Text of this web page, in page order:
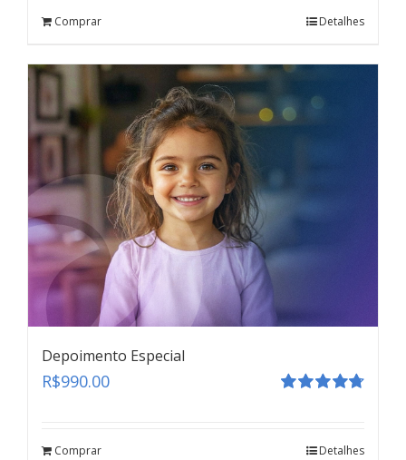
Comprar Detalhes
Depoimento Especial
R$990.00
Comprar Detalhes